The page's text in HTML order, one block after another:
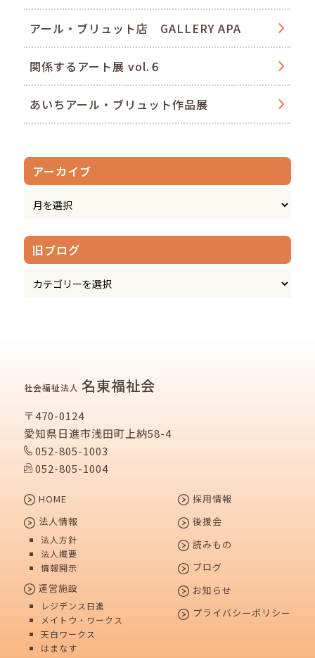
アール・ブリュット店 GALLERY APA
関係するアート展 vol.６
あいちアール・ブリュット作品展
アーカイブ
旧ブログ
社会福祉法人 名東福祉会
〒470-0124
愛知県日進市浅田町上納58-4
052-805-1003
052-805-1004
HOME
法人情報
法人方針
法人概要
情報開示
運営施設
レジデンス日進
メイトウ・ワークス
天白ワークス
はまなす
採用情報
後援会
読みもの
ブログ
お知らせ
プライバシーポリシー